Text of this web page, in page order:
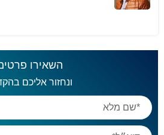
השאירו
ונחזור אליכם